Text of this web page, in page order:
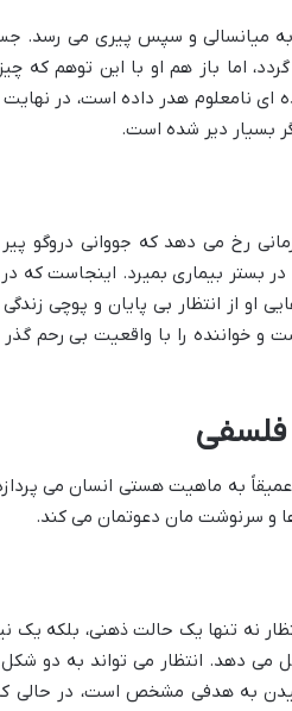
میانسالی و سپس پیری می رسد.
اما باز هم او با این توهم که
ای نامعلوم هدر داده است، در
بسیار دیر شده است.
رخ می دهد که جووانی دروگو
در بستر بیماری بمیرد. اینجاست که
او از انتظار بی پایان و پوچی
و خواننده را با واقعیت بی رحم
فلسفی
به ماهیت هستی انسان می
ها و سرنوشت مان دعوتمان می کند.
نه تنها یک حالت ذهنی، بلکه یک
می دهد. انتظار می تواند به دو
به هدفی مشخص است، در حالی که